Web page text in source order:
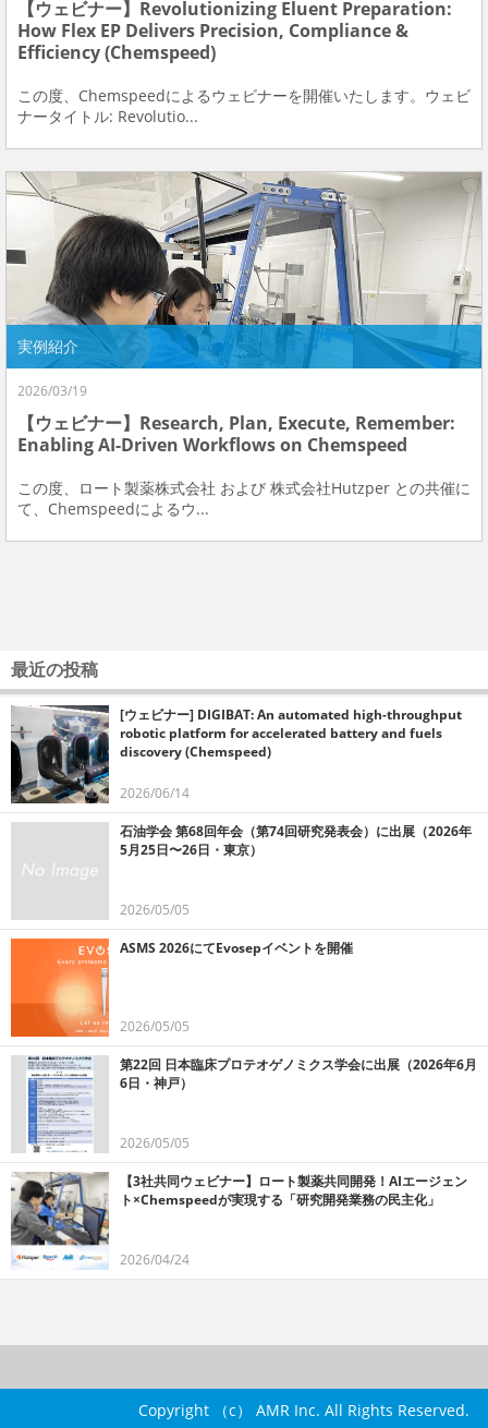
【ウェビナー】Revolutionizing Eluent Preparation:
How Flex EP Delivers Precision, Compliance &
Efficiency (Chemspeed)
この度、Chemspeedによるウェビナーを開催いたします。ウェビ
ナータイトル: Revolutio...
実例紹介
2026/03/19
【ウェビナー】Research, Plan, Execute, Remember:
Enabling AI-Driven Workflows on Chemspeed
この度、ロート製薬株式会社 および 株式会社Hutzper との共催に
て、Chemspeedによるウ...
最近の投稿
[ウェビナー] DIGIBAT: An automated high-throughput
robotic platform for accelerated battery and fuels
discovery (Chemspeed)
2026/06/14
石油学会 第68回年会（第74回研究発表会）に出展（2026年
5月25日〜26日・東京）
2026/05/05
ASMS 2026にてEvosepイベントを開催
2026/05/05
第22回 日本臨床プロテオゲノミクス学会に出展（2026年6月
6日・神戸）
2026/05/05
【3社共同ウェビナー】ロート製薬共同開発！AIエージェン
ト×Chemspeedが実現する「研究開発業務の民主化」
2026/04/24
Copyright （c） AMR Inc. All Rights Reserved.